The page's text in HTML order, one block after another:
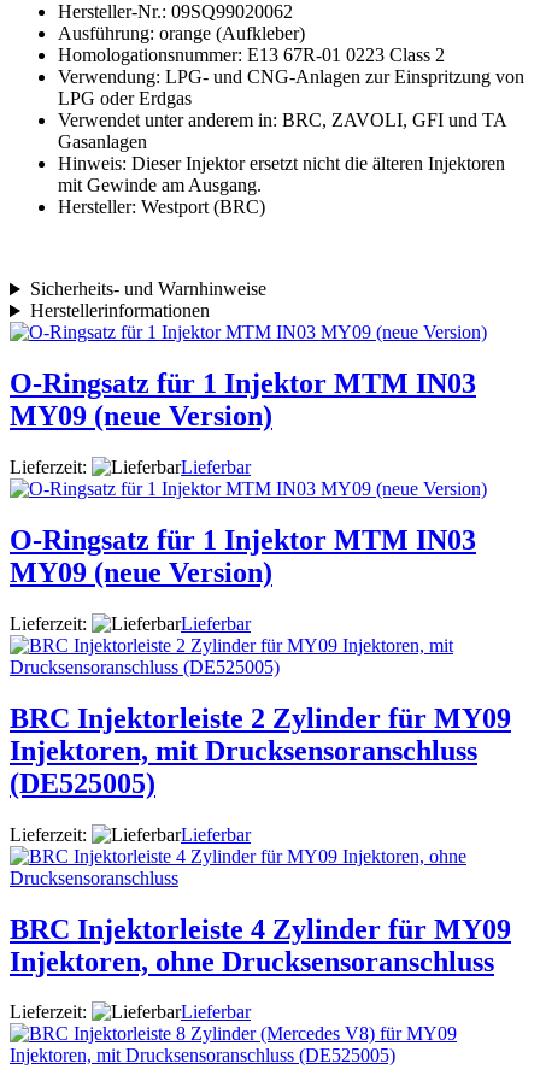
Hersteller-Nr.: 09SQ99020062
Ausführung: orange (Aufkleber)
Homologationsnummer: E13 67R-01 0223 Class 2
Verwendung: LPG- und CNG-Anlagen zur Einspritzung von
LPG oder Erdgas
Verwendet unter anderem in: BRC, ZAVOLI, GFI und TA
Gasanlagen
Hinweis: Dieser Injektor ersetzt nicht die älteren Injektoren
mit Gewinde am Ausgang.
Hersteller: Westport (BRC)
Sicherheits- und Warnhinweise
Herstellerinformationen
O-Ringsatz für 1 Injektor MTM IN03
MY09 (neue Version)
Lieferzeit: Lieferbar
O-Ringsatz für 1 Injektor MTM IN03
MY09 (neue Version)
Lieferzeit: Lieferbar
BRC Injektorleiste 2 Zylinder für MY09
Injektoren, mit Drucksensoranschluss
(DE525005)
Lieferzeit: Lieferbar
BRC Injektorleiste 4 Zylinder für MY09
Injektoren, ohne Drucksensoranschluss
Lieferzeit: Lieferbar